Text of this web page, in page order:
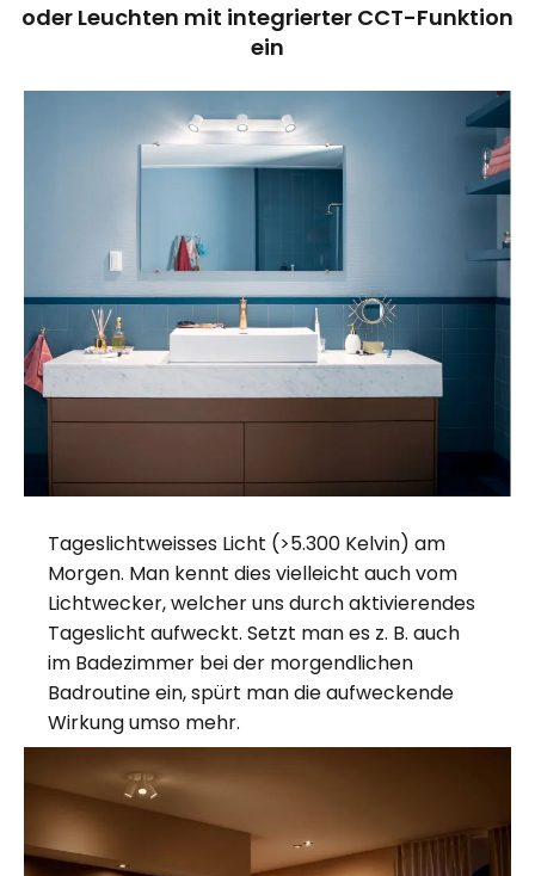
oder Leuchten mit integrierter CCT-Funktion
ein
Tageslichtweisses Licht (>5.300 Kelvin) am
Morgen. Man kennt dies vielleicht auch vom
Lichtwecker, welcher uns durch aktivierendes
Tageslicht aufweckt. Setzt man es z. B. auch
im Badezimmer bei der morgendlichen
Badroutine ein, spürt man die aufweckende
Wirkung umso mehr.